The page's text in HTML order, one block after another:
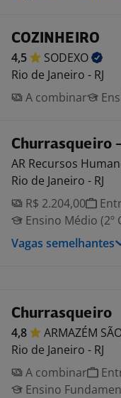
COZINHEIRO
4,5
SODEXO
Rio de Janeiro - RJ
A combinar
Churrasqueiro
AR Recursos
Rio de Janeiro - RJ
R$ 2.204,00
Ensino Médio (2º
Vagas semelhantes
Churrasqueiro
4,8 ARMAZÉM
Rio de Janeiro - RJ
A combinar
Ensino